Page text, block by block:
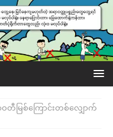
တီမြစ်ကြောင်းတစ်လျှောက်